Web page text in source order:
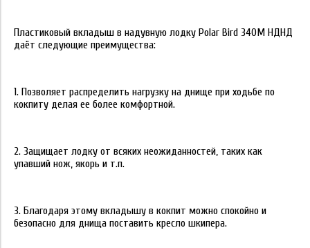
Пластиковый вкладыш в надувную лодку Polar Bird 340M НДНД
даёт следующие преимущества:
1. Позволяет распределить нагрузку на днище при ходьбе по
кокпиту делая ее более комфортной.
2. Защищает лодку от всяких неожиданностей, таких как
упавший нож, якорь и т.п.
3. Благодаря этому вкладышу в кокпит можно спокойно и
безопасно для днища поставить кресло шкипера.